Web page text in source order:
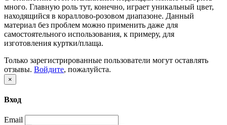
много. Главную роль тут, конечно, играет уникальный цвет,
находящийся в кораллово-розовом диапазоне. Данный
материал без проблем можно применить даже для
самостоятельного использования, к примеру, для
изготовления куртки/плаща.
Только зарегистрированные пользователи могут оставлять
отзывы. Войдите, пожалуйста.
×
Вход
Email